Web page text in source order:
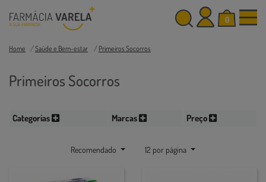
0
Home Saúde e Bem-estar Primeiros Socorros
Primeiros Socorros
Categorias Marcas Preço
Recomendado 12 por página